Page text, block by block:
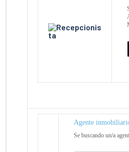
Agente
Se buscando un/a